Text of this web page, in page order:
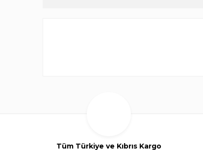
Tüm Türkiye ve Kıbrıs Kargo